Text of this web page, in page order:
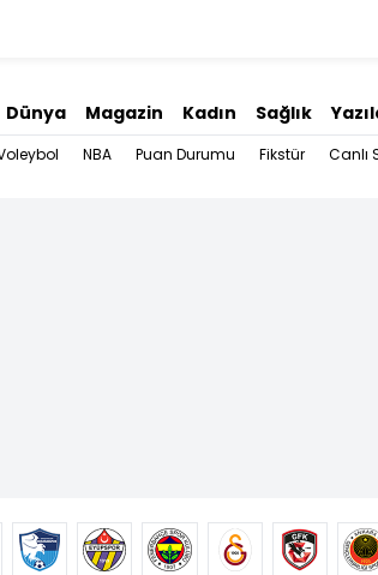
Dünya Magazin Kadın Sağlık
NBA Puan Durumu Fikstür Canlı